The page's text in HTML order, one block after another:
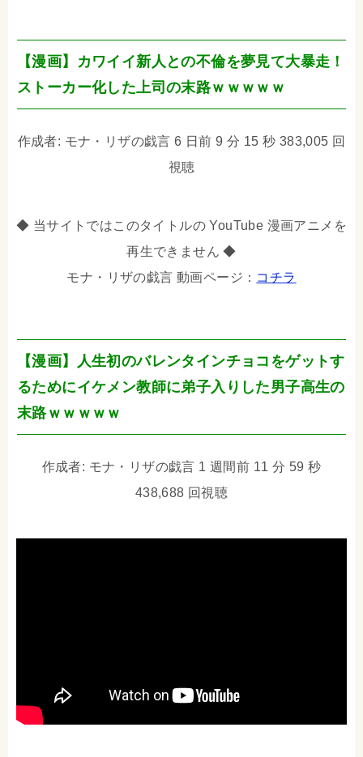
【漫画】カワイイ新人との不倫を夢見て大暴走！
ストーカー化した上司の末路ｗｗｗｗｗ
作成者: モナ・リザの戯言 6 日前 9 分 15 秒 383,005 回
視聴
◆ 当サイトではこのタイトルの YouTube 漫画アニメを
再生できません ◆
モナ・リザの戯言 動画ページ： コチラ
【漫画】人生初のバレンタインチョコをゲットす
るためにイケメン教師に弟子入りした男子高生の
末路ｗｗｗｗｗ
作成者: モナ・リザの戯言 1 週間前 11 分 59 秒
438,688 回視聴